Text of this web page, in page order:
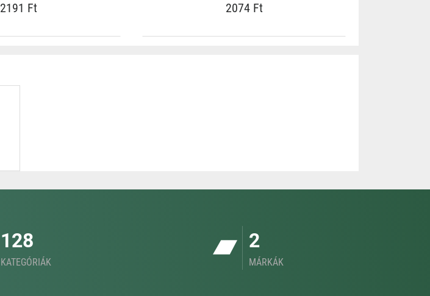
2191 Ft 2074 Ft
128
KATEGÓRIÁK
2
MÁRKÁK